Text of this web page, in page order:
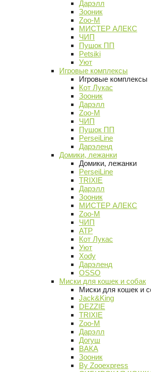
Дарэлл
Зооник
Zoo-M
МИСТЕР АЛЕКС
ЧИП
Пушок ПП
Petsiki
Уют
Игровые комплексы
Игровые комплексы
Кот Лукас
Зооник
Дарэлл
Zoo-M
ЧИП
Пушок ПП
PerseiLine
Дарэленд
Домики, лежанки
Домики, лежанки
PerseiLine
TRIXIE
Дарэлл
Зооник
МИСТЕР АЛЕКС
Zoo-M
ЧИП
АТР
Кот Лукас
Уют
Xody
Дарэленд
OSSO
Миски для кошек и собак
Миски для кошек и
Jack&King
DEZZIE
TRIXIE
Zoo-M
Дарэлл
Догуш
ВАКА
Зооник
By Zooexpress